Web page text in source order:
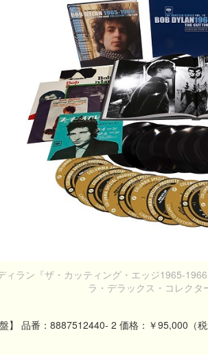
ィラン『ザ・カッティング・エッジ1965-
ラ・デラックス・コレクタ
盤】 品番：8887512440- 2 価格：￥95,000（税